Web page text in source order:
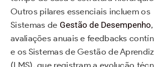
Outros pilares essenciais incluem os
Sistemas de Gestão de Desempenho
avaliações anuais e feedbacks
e os Sistemas de Gestão de
(LMS), que registram a evolução